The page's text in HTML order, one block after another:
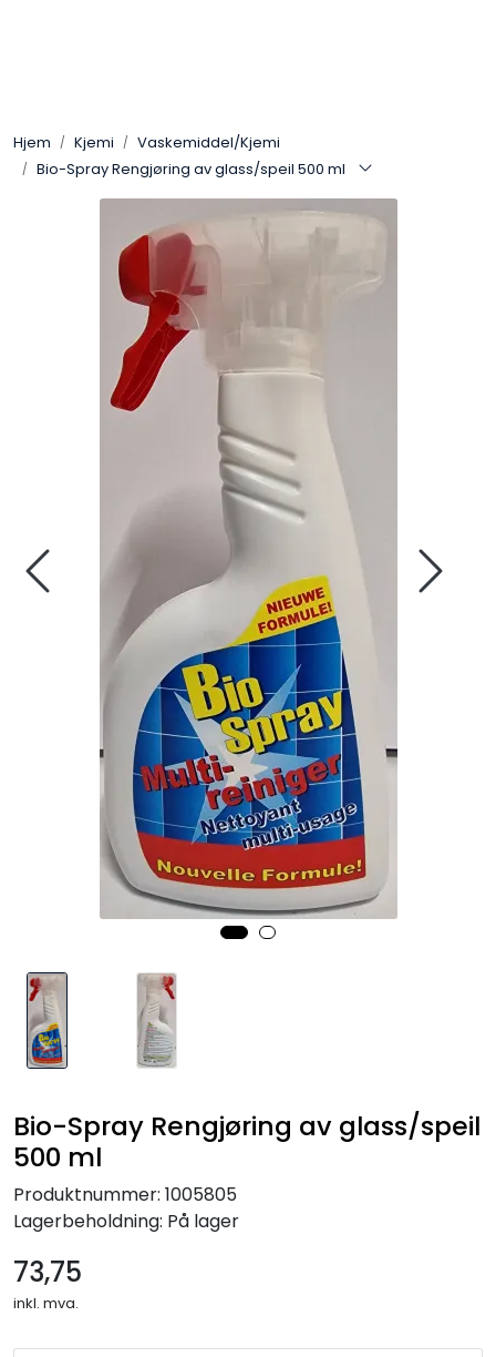
Hjem Kjemi
Vaskemiddel/Kjemi
Bio-Spray Rengjøring av glass/speil 500 ml
Bio-Spray Rengjøring av glass/speil
500 ml
Produktnummer: 1005805
Lagerbeholdning: På lager
73,75
inkl. mva.
Batteri / Booster / Lader